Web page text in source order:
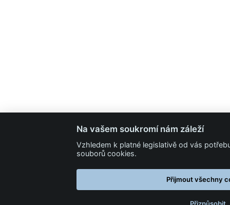
Na vašem soukromí nám záleží
Vzhledem k platné legislativě od vás
souborů cookies.
Přijmout všechny
Přizpůsobit